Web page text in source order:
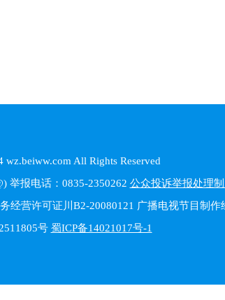
All Rights Reserved
举报电话：0835-2350262 公众投诉举报处理
经营许可证川B2-20080121 广播电视节目制
号 蜀ICP备14021017号-1